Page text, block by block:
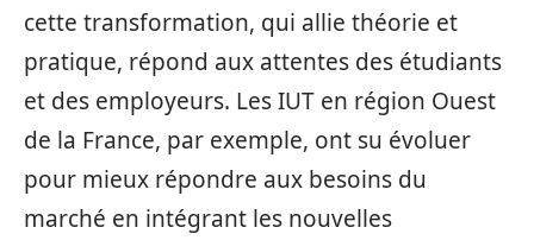
cette transformation, qui allie théorie et
pratique, répond aux attentes des étudiants
et des employeurs. Les IUT en région Ouest
de la France, par exemple, ont su évoluer
pour mieux répondre aux besoins du
marché en intégrant les nouvelles